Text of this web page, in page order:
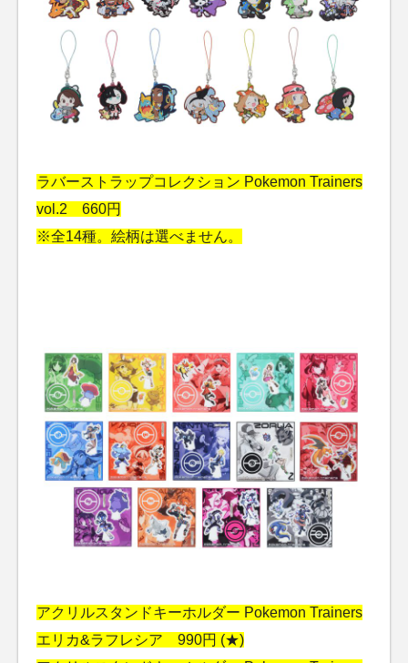
ラバーストラップコレクション Pokemon Trainers
vol.2 660円
※全14種。絵柄は選べません。
アクリルスタンドキーホルダー Pokemon Trainers
エリカ&ラフレシア 990円 (★)